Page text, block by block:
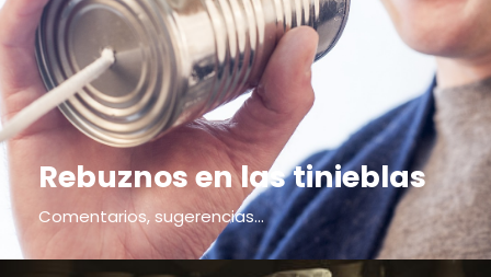
Rebuznos en las tinieblas
Comentarios, sugerencias...